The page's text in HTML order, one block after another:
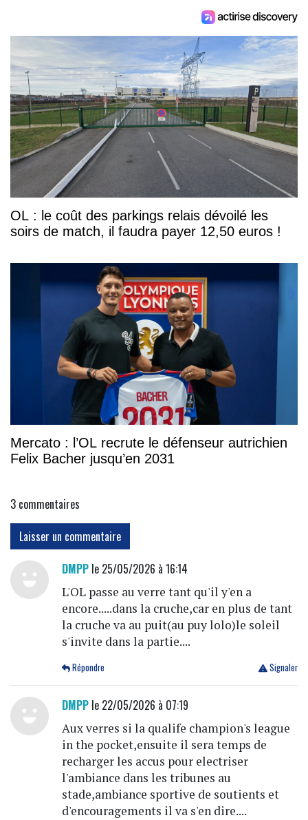
OL : le coût des parkings relais dévoilé les
soirs de match, il faudra payer 12,50 euros !
Mercato : l’OL recrute le défenseur autrichien
Felix Bacher jusqu’en 2031
3 commentaires
Laisser un commentaire
DMPPle 25/05/2026 à 16:14
L'OL passe au verre tant qu'il y'en a
encore.....dans la cruche,car en plus de tant
la cruche va au puit(au puy lolo)le soleil
s'invite dans la partie....
Signaler
Répondre
DMPPle 22/05/2026 à 07:19
Aux verres si la qualife champion's league
in the pocket,ensuite il sera temps de
recharger les accus pour electriser
l'ambiance dans les tribunes au
stade,ambiance sportive de soutients et
d'encouragements il va s'en dire....